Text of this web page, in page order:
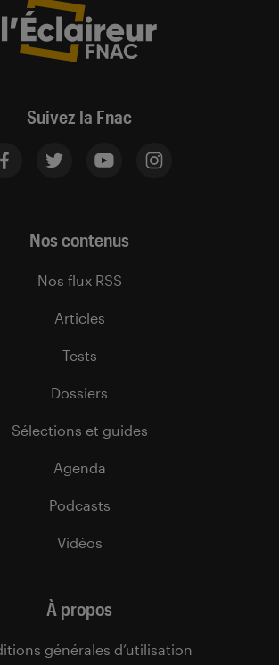
Suivez la Fnac
Nos contenus
Nos flux RSS
Articles
Tests
Dossiers
Sélections et guides
Agenda
Podcasts
Vidéos
À propos
générales d’utilisation